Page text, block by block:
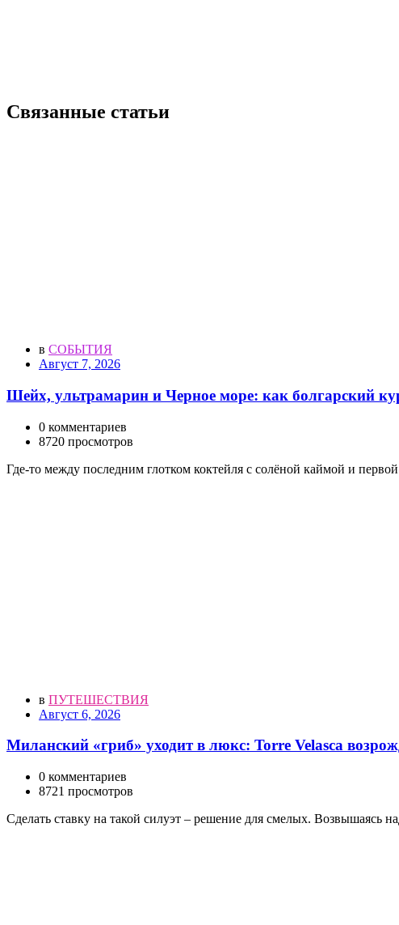
Связанные статьи
в СОБЫТИЯ
Август 7, 2026
Шейх, ультрамарин и Черное море: как болгарский
0 комментариев
8720 просмотров
Где-то между последним глотком коктейля с солёной каймой и
в ПУТЕШЕСТВИЯ
Август 6, 2026
Миланский «гриб» уходит в люкс: Torre Velasca
0 комментариев
8721 просмотров
Сделать ставку на такой силуэт – решение для смелых.